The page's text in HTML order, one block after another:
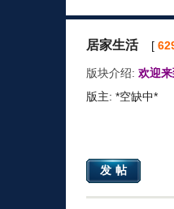
居家生活 [
版块介绍: 欢迎
版主: *空缺中*
发帖